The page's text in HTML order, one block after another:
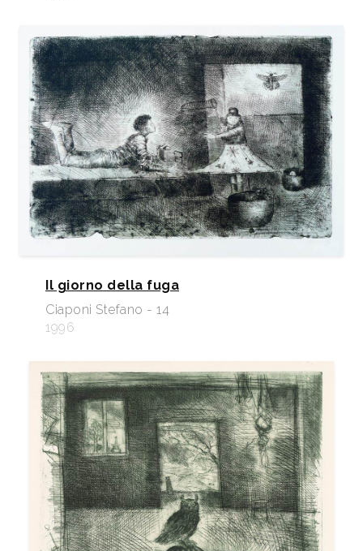
Il giorno della fuga
Ciaponi Stefano - 14
1996